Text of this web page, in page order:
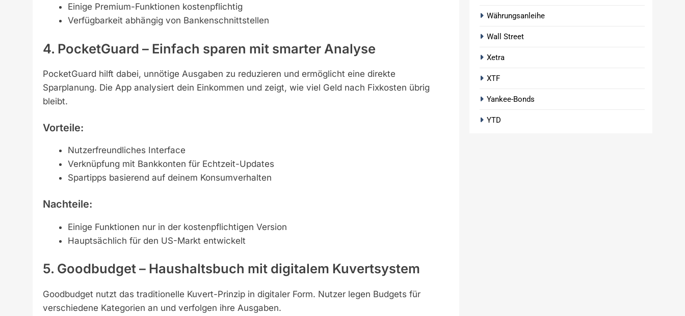
Einige Premium-Funktionen kostenpflichtig
Verfügbarkeit abhängig von Bankenschnittstellen
4. PocketGuard – Einfach sparen mit smarter Analyse
PocketGuard hilft dabei, unnötige Ausgaben zu reduzieren und ermöglicht eine direkte
Sparplanung. Die App analysiert dein Einkommen und zeigt, wie viel Geld nach Fixkosten übrig
bleibt.
Vorteile:
Nutzerfreundliches Interface
Verknüpfung mit Bankkonten für Echtzeit-Updates
Spartipps basierend auf deinem Konsumverhalten
Nachteile:
Einige Funktionen nur in der kostenpflichtigen Version
Hauptsächlich für den US-Markt entwickelt
5. Goodbudget – Haushaltsbuch mit digitalem Kuvertsystem
Goodbudget nutzt das traditionelle Kuvert-Prinzip in digitaler Form. Nutzer legen Budgets für
verschiedene Kategorien an und verfolgen ihre Ausgaben.
Währungsanleihe
Wall Street
Xetra
XTF
Yankee-Bonds
YTD